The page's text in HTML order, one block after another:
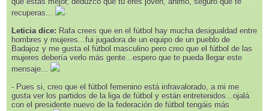
recuperas...
Leticia dice: Rafa crees que en el fútbol hay mucha desigualdad entre
hombres y mujeres...fui jugadora de un equipo de un pueblo de
Badajoz y me gusta el fútbol masculino pero creo que el fútbol de las
mujeres debería verlo más gente...espero que te pueda llegar este
mensaje...
- Pues si, creo que el fútbol femenino está infravalorado, a mi me
gusta ver los partidos de la liga de fútbol y están entretenidos...ojalá
con el presidente nuevo de la federación de fútbol tengáis más